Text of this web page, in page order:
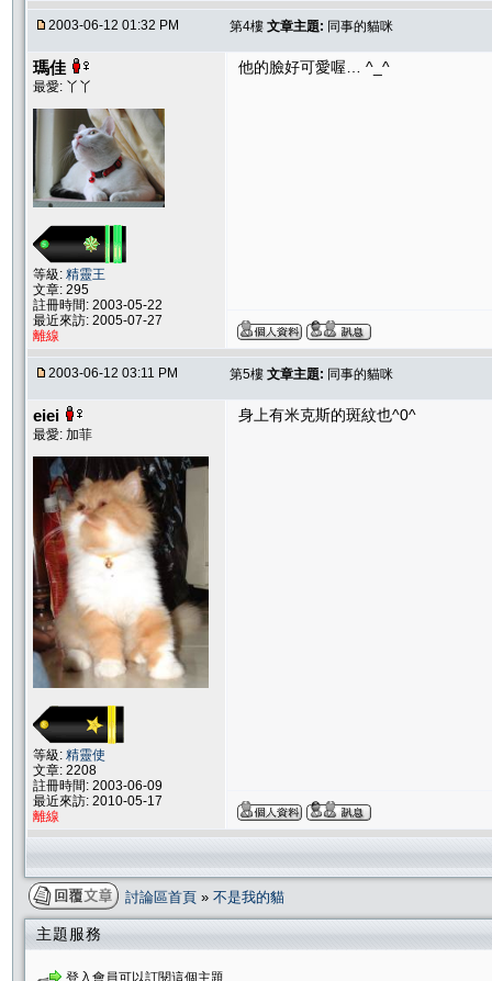
2003-06-12 01:32 PM 第4樓 文章主題: 同事的貓咪
瑪佳
最愛: 丫丫
等級: 精靈王
文章: 295
註冊時間: 2003-05-22
最近來訪: 2005-07-27
離線
他的臉好可愛喔… ^_^
2003-06-12 03:11 PM 第5樓 文章主題: 同事的貓咪
eiei
最愛: 加菲
等級: 精靈使
文章: 2208
註冊時間: 2003-06-09
最近來訪: 2010-05-17
離線
身上有米克斯的斑紋也^0^
討論區首頁 » 不是我的貓
主題服務
登入會員可以訂閱這個主題